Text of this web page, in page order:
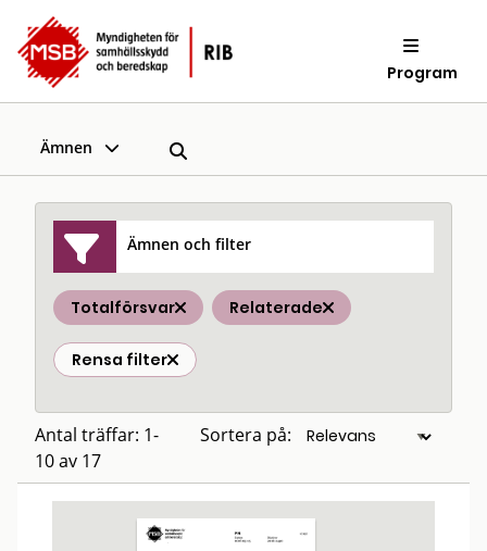
Program
Ämnen
Ämnen och filter
Totalförsvar Relaterade
Rensa filter
Antal träffar: 1-
10 av 17
Sortera på: